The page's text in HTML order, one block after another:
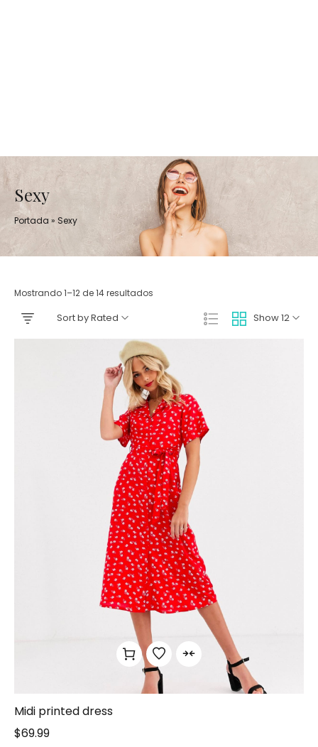
Sexy
Portada » Sexy
Mostrando 1–12 de 14 resultados
Show 12
Sort by Rated
Midi printed dress
$69.99